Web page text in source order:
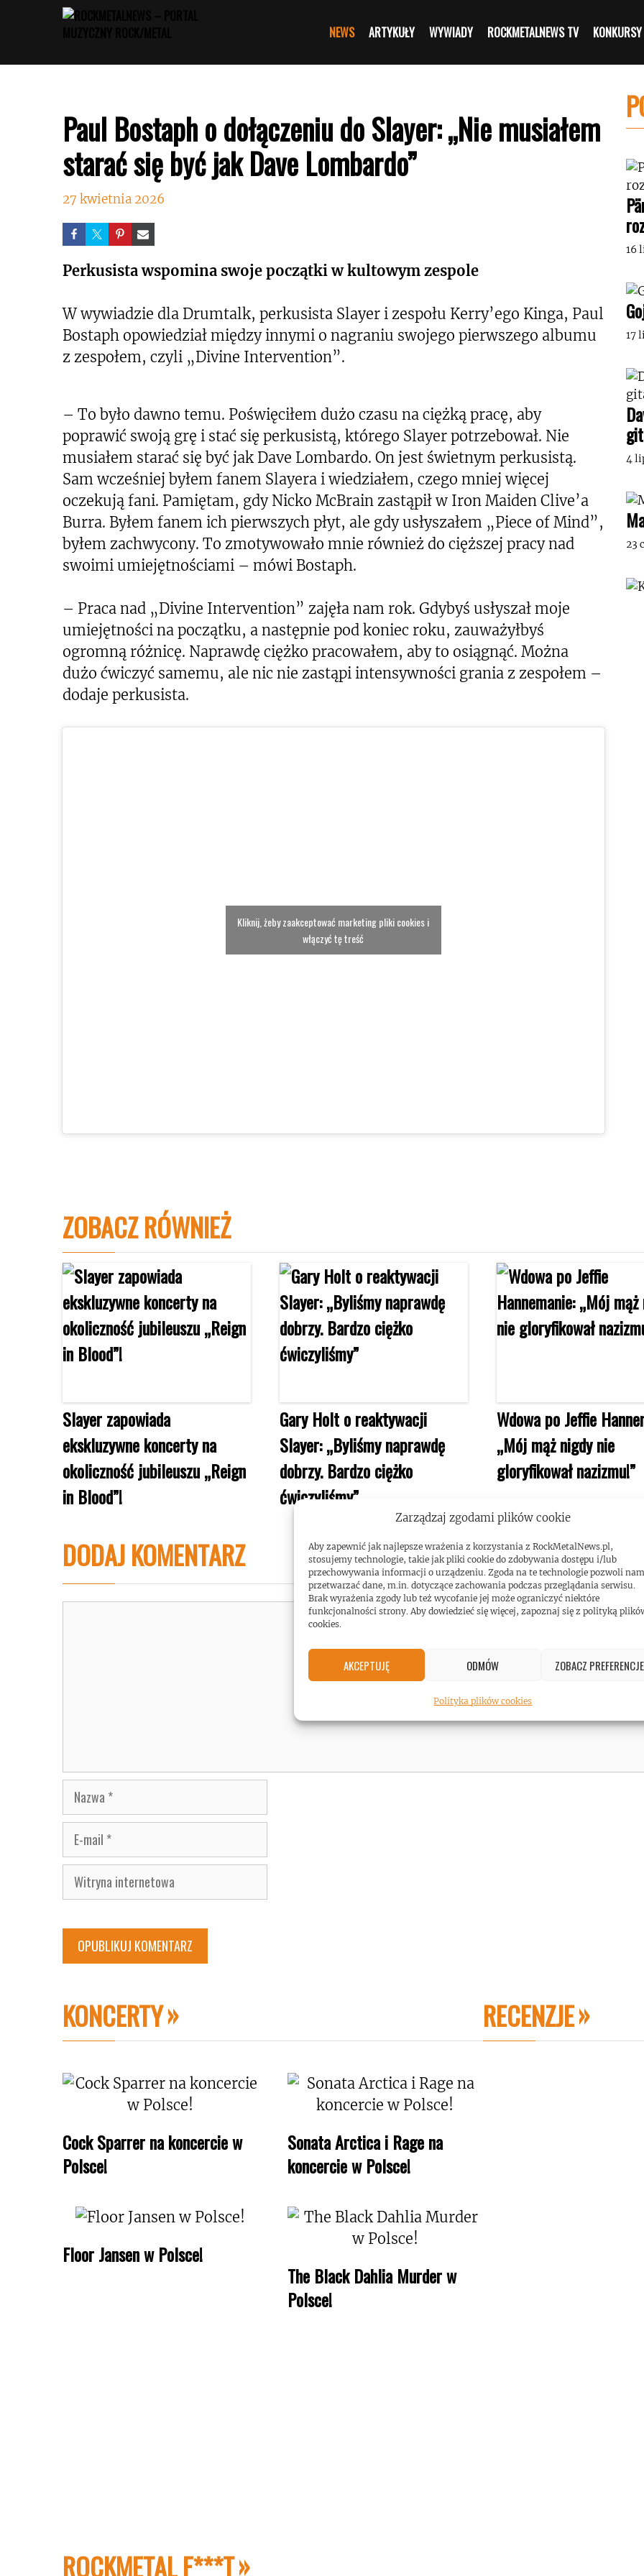
Zarządzaj zgodami plików cookie
Aby zapewnić jak najlepsze wrażenia z korzystania z RockMetalNews.pl,
stosujemy technologie, takie jak pliki cookie do zdobywania dostępu i/lub
przechowywania informacji o urządzeniu. Zgoda na te technologie pozwoli nam
przetwarzać dane, m.in. dotyczące zachowania podczas przeglądania serwisu.
Brak wyrażenia zgody lub też wycofanie jej może ograniczyć niektóre
funkcjonalności strony. Aby dowiedzieć się więcej, zapoznaj się z polityką
cookies.
AKCEPTUJĘ ODMÓW ZOBACZ PREFERENCJE
Polityka plików cookies
NEWS ARTYKUŁY WYWIADY ROCKMETALNEWS TV KONKURSY
Paul Bostaph o dołączeniu do Slayer: „Nie musiałem
starać się być jak Dave Lombardo”
27 kwietnia 2026
Perkusista wspomina swoje początki w kultowym zespole
W wywiadzie dla Drumtalk, perkusista Slayer i zespołu Kerry’ego Kinga, Paul
Bostaph opowiedział między innymi o nagraniu swojego pierwszego albumu
z zespołem, czyli „Divine Intervention”.
– To było dawno temu. Poświęciłem dużo czasu na ciężką pracę, aby
poprawić swoją grę i stać się perkusistą, którego Slayer potrzebował. Nie
musiałem starać się być jak Dave Lombardo. On jest świetnym perkusistą.
Sam wcześniej byłem fanem Slayera i wiedziałem, czego mniej więcej
oczekują fani. Pamiętam, gdy Nicko McBrain zastąpił w Iron Maiden Clive’a
Burra. Byłem fanem ich pierwszych płyt, ale gdy usłyszałem „Piece of Mind”,
byłem zachwycony. To zmotywowało mnie również do cięższej pracy nad
swoimi umiejętnościami – mówi Bostaph.
– Praca nad „Divine Intervention” zajęła nam rok. Gdybyś usłyszał moje
umiejętności na początku, a następnie pod koniec roku, zauważyłbyś
ogromną różnicę. Naprawdę ciężko pracowałem, aby to osiągnąć. Można
dużo ćwiczyć samemu, ale nic nie zastąpi intensywności grania z zespołem –
dodaje perkusista.
Kliknij, żeby zaakceptować marketing pliki cookies i
włączyć tę treść
16
17
4
23
ZOBACZ RÓWNIEŻ
Slayer zapowiada
ekskluzywne koncerty na
okoliczność jubileuszu „Reign
in Blood”!
Gary Holt o reaktywacji
Slayer: „Byliśmy naprawdę
dobrzy. Bardzo ciężko
ćwiczyliśmy”
Wdowa po Jeffie
„Mój mąż nigdy nie
gloryfikował nazizmu!”
DODAJ KOMENTARZ
Nazwa
E-
mail
Witryna
internetowa
KONCERTY
Cock Sparrer na koncercie w
Polsce!
Sonata Arctica i Rage na
koncercie w Polsce!
Floor Jansen w Polsce!
The Black Dahlia Murder w
Polsce!
RECENZJE
ROCKMETAL F***T